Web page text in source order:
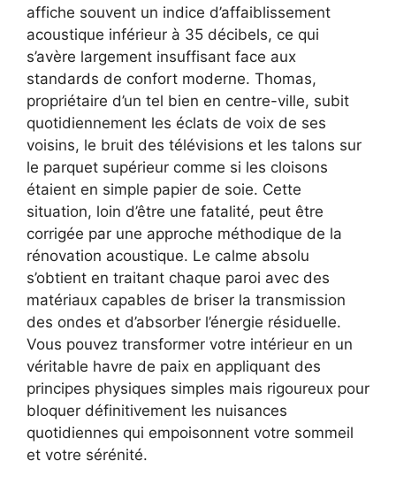
affiche souvent un indice d’affaiblissement
acoustique inférieur à 35 décibels, ce qui
s’avère largement insuffisant face aux
standards de confort moderne. Thomas,
propriétaire d’un tel bien en centre-ville, subit
quotidiennement les éclats de voix de ses
voisins, le bruit des télévisions et les talons sur
le parquet supérieur comme si les cloisons
étaient en simple papier de soie. Cette
situation, loin d’être une fatalité, peut être
corrigée par une approche méthodique de la
rénovation acoustique. Le calme absolu
s’obtient en traitant chaque paroi avec des
matériaux capables de briser la transmission
des ondes et d’absorber l’énergie résiduelle.
Vous pouvez transformer votre intérieur en un
véritable havre de paix en appliquant des
principes physiques simples mais rigoureux pour
bloquer définitivement les nuisances
quotidiennes qui empoisonnent votre sommeil
et votre sérénité.